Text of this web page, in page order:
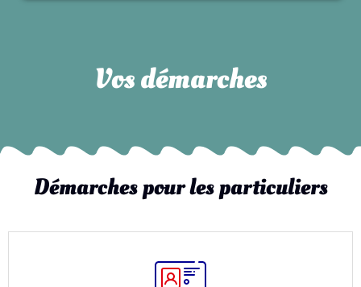
Vos démarches
Démarches pour les particuliers